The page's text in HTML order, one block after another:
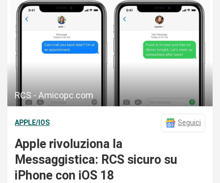
RCS - Amicopc.com
APPLE/IOS Seguici
Apple rivoluziona la
Messaggistica: RCS sicuro su
iPhone con iOS 18